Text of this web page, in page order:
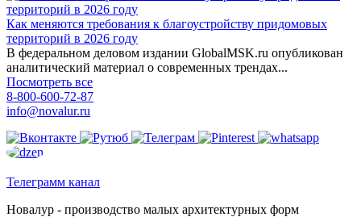
Как меняются требования к благоустройству придомовых
территорий в 2026 году
В федеральном деловом издании GlobalMSK.ru опубликован
аналитический материал о современных трендах...
Посмотреть все
8-800-600-72-87
info@novalur.ru
Телеграмм канал
Новалур - производство малых архитектурных форм